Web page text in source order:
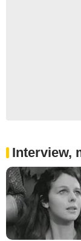
Interview,